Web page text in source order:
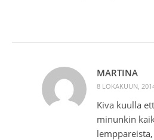
MARTINA
8 LOKAKUUN,
Kiva kuulla
minunkin